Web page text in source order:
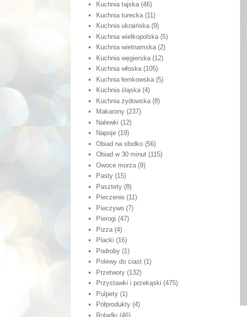
Kuchnia tajska (46)
Kuchnia turecka (11)
Kuchnia ukraińska (9)
Kuchnia wielkopolska (5)
Kuchnia wietnamska (2)
Kuchnia węgierska (12)
Kuchnia włoska (105)
Kuchnia łemkowska (5)
Kuchnia śląska (4)
Kuchnia żydowska (8)
Makarony (237)
Nalewki (12)
Napoje (19)
Obiad na słodko (56)
Obiad w 30 minut (115)
Owoce morza (9)
Pasty (15)
Pasztety (8)
Pieczenie (11)
Pieczywo (7)
Pierogi (47)
Pizza (4)
Placki (16)
Podroby (1)
Polewy do ciast (1)
Przetwory (132)
Przystawki i przekąski (475)
Pulpety (1)
Półprodukty (4)
Roladki (46)